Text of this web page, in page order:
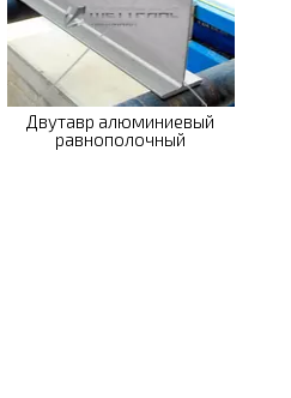
Двутавр алюминиевый
равнополочный